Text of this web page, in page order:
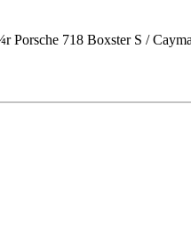
Porsche 718 Boxster S /